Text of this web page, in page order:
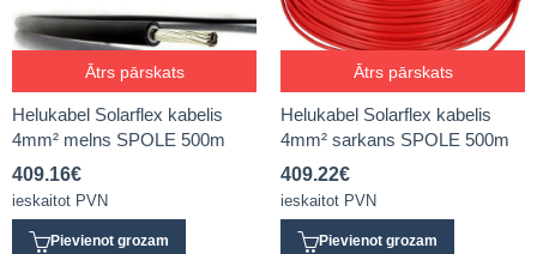
Ātrs pārskats
Helukabel Solarflex kabelis
4mm² melns SPOLE 500m
409.16€
ieskaitot PVN
Pievienot grozam
Ātrs pārskats
Helukabel Solarflex kabelis
4mm² sarkans SPOLE 500m
409.22€
ieskaitot PVN
Pievienot grozam